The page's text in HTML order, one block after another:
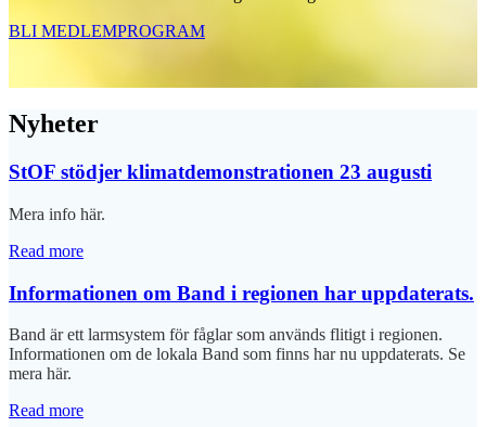
BLI MEDLEMPROGRAM
Nyheter
StOF stödjer klimatdemonstrationen 23 augusti
Mera info här.
Read more
Informationen om Band i regionen har uppdaterats.
Band är ett larmsystem för fåglar som används flitigt i regionen.
Informationen om de lokala Band som finns har nu uppdaterats. Se
mera här.
Read more